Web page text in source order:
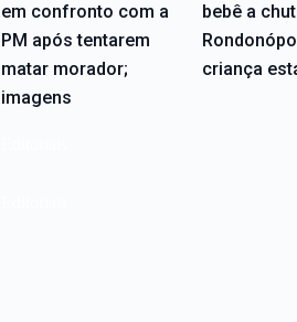
em confronto com a
PM após tentarem
matar morador;
imagens
bebê a
criança